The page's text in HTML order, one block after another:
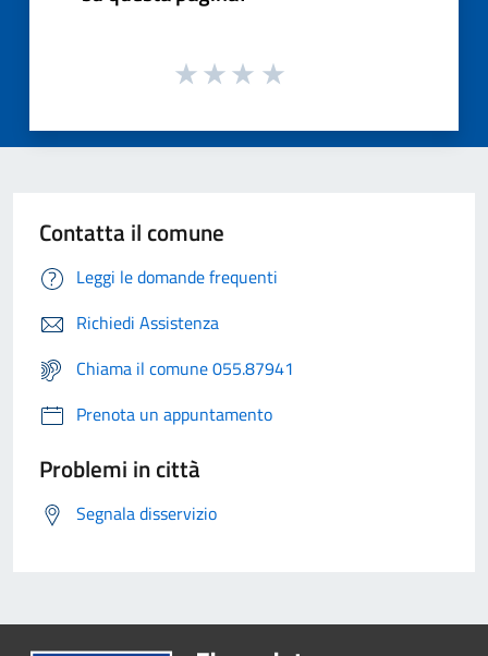
Contatta il comune
Leggi le domande frequenti
Richiedi Assistenza
Chiama il comune 055.87941
Prenota un appuntamento
Problemi in città
Segnala disservizio